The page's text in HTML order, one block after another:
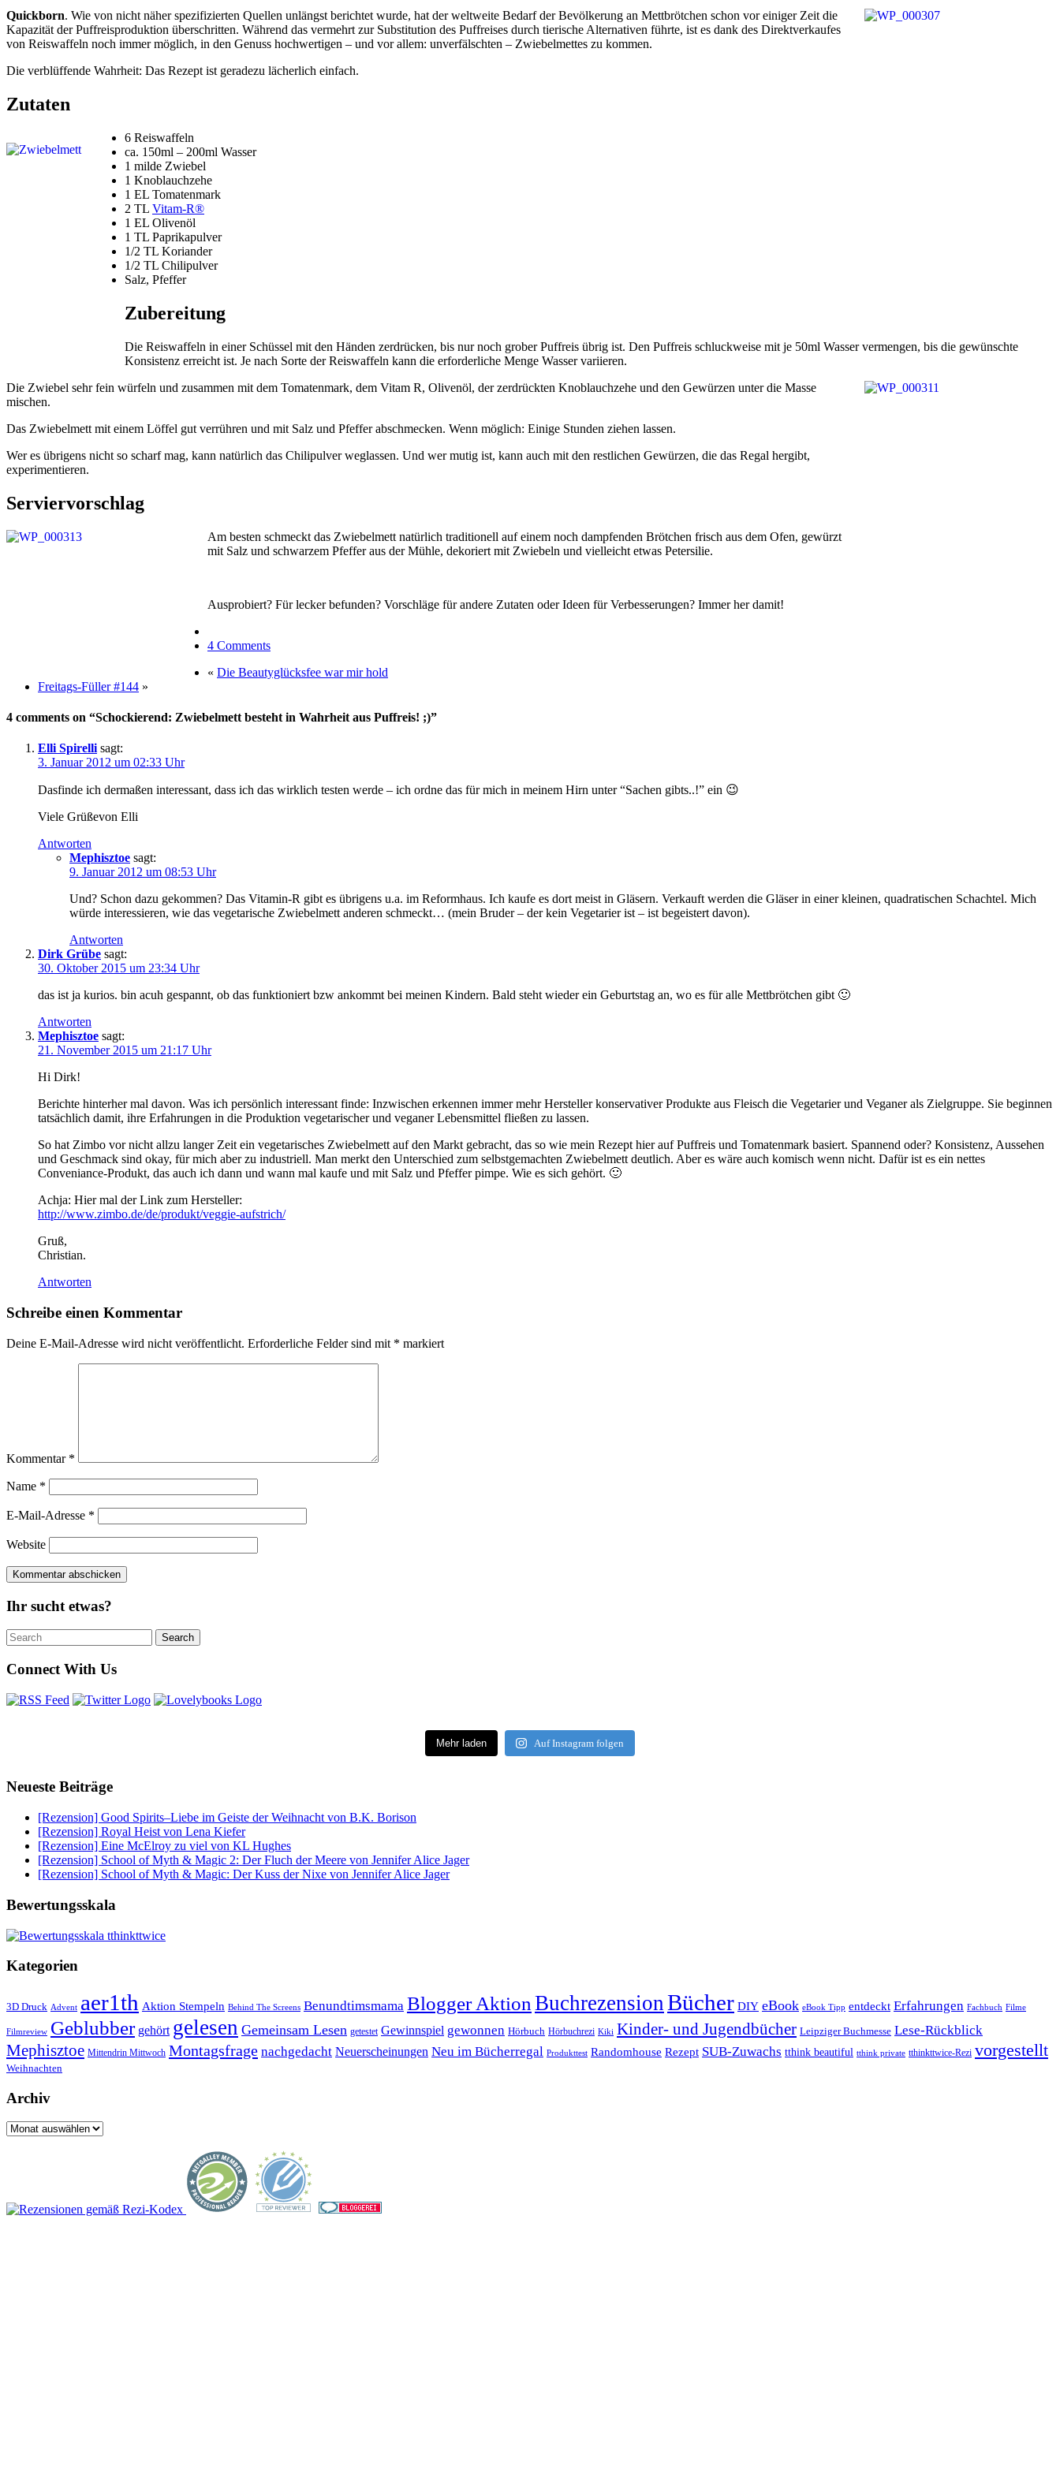
Quickborn. Wie von nicht näher spezifizierten Quellen unlängst berichtet wurde, hat der weltweite Bedarf der Bevölkerung an Mettbrötchen schon vor einiger Zeit die
Kapazität der Puffreisproduktion überschritten. Während das vermehrt zur Substitution des Puffreises durch tierische Alternativen führte, ist es dank des Direktverkaufes
von Reiswaffeln noch immer möglich, in den Genuss hochwertigen – und vor allem: unverfälschten – Zwiebelmettes zu kommen.
Die verblüffende Wahrheit: Das Rezept ist geradezu lächerlich einfach.
Zutaten
6 Reiswaffeln
ca. 150ml – 200ml Wasser
1 milde Zwiebel
1 Knoblauchzehe
1 EL Tomatenmark
2 TL Vitam-R®
1 EL Olivenöl
1 TL Paprikapulver
1/2 TL Koriander
1/2 TL Chilipulver
Salz, Pfeffer
Zubereitung
Die Reiswaffeln in einer Schüssel mit den Händen zerdrücken, bis nur noch grober Puffreis übrig ist. Den Puffreis schluckweise mit je 50ml Wasser vermengen, bis die gewünschte
Konsistenz erreicht ist. Je nach Sorte der Reiswaffeln kann die erforderliche Menge Wasser variieren.
Die Zwiebel sehr fein würfeln und zusammen mit dem Tomatenmark, dem Vitam R, Olivenöl, der zerdrückten Knoblauchzehe und den Gewürzen unter die Masse
mischen.
Das Zwiebelmett mit einem Löffel gut verrühren und mit Salz und Pfeffer abschmecken. Wenn möglich: Einige Stunden ziehen lassen.
Wer es übrigens nicht so scharf mag, kann natürlich das Chilipulver weglassen. Und wer mutig ist, kann auch mit den restlichen Gewürzen, die das Regal hergibt,
experimentieren.
Serviervorschlag
Am besten schmeckt das Zwiebelmett natürlich traditionell auf einem noch dampfenden Brötchen frisch aus dem Ofen, gewürzt
mit Salz und schwarzem Pfeffer aus der Mühle, dekoriert mit Zwiebeln und vielleicht etwas Petersilie.
Ausprobiert? Für lecker befunden? Vorschläge für andere Zutaten oder Ideen für Verbesserungen? Immer her damit!
4 Comments
« Die Beautyglücksfee war mir hold
Freitags-Füller #144 »
4 comments on “Schockierend: Zwiebelmett besteht in Wahrheit aus Puffreis! ;)”
Elli Spirelli sagt:
3. Januar 2012 um 02:33 Uhr
Dasfinde ich dermaßen interessant, dass ich das wirklich testen werde – ich ordne das für mich in meinem Hirn unter “Sachen gibts..!” ein 😉
Viele Grüßevon Elli
Antworten
Mephisztoe sagt:
9. Januar 2012 um 08:53 Uhr
Und? Schon dazu gekommen? Das Vitamin-R gibt es übrigens u.a. im Reformhaus. Ich kaufe es dort meist in Gläsern. Verkauft werden die Gläser in einer kleinen, quadratischen Schachtel. Mich
würde interessieren, wie das vegetarische Zwiebelmett anderen schmeckt… (mein Bruder – der kein Vegetarier ist – ist begeistert davon).
Antworten
Dirk Grübe sagt:
30. Oktober 2015 um 23:34 Uhr
das ist ja kurios. bin acuh gespannt, ob das funktioniert bzw ankommt bei meinen Kindern. Bald steht wieder ein Geburtstag an, wo es für alle Mettbrötchen gibt 🙂
Antworten
Mephisztoe sagt:
21. November 2015 um 21:17 Uhr
Hi Dirk!
Berichte hinterher mal davon. Was ich persönlich interessant finde: Inzwischen erkennen immer mehr Hersteller konservativer Produkte aus Fleisch die Vegetarier und Veganer als Zielgruppe. Sie beginnen
tatsächlich damit, ihre Erfahrungen in die Produktion vegetarischer und veganer Lebensmittel fließen zu lassen.
So hat Zimbo vor nicht allzu langer Zeit ein vegetarisches Zwiebelmett auf den Markt gebracht, das so wie mein Rezept hier auf Puffreis und Tomatenmark basiert. Spannend oder? Konsistenz, Aussehen
und Geschmack sind okay, für mich aber zu industriell. Man merkt den Unterschied zum selbstgemachten Zwiebelmett deutlich. Aber es wäre auch komisch wenn nicht. Dafür ist es ein nettes
Conveniance-Produkt, das auch ich dann und wann mal kaufe und mit Salz und Pfeffer pimpe. Wie es sich gehört. 🙂
Achja: Hier mal der Link zum Hersteller:
http://www.zimbo.de/de/produkt/veggie-aufstrich/
Gruß,
Christian.
Antworten
Schreibe einen Kommentar
Deine E-Mail-Adresse wird nicht veröffentlicht. Erforderliche Felder sind mit * markiert
Kommentar *
Name *
E-Mail-Adresse *
Website
Ihr sucht etwas?
Search
for:
Search
Connect With Us
Mehr laden Auf Instagram folgen
Neueste Beiträge
[Rezension] Good Spirits–Liebe im Geiste der Weihnacht von B.K. Borison
[Rezension] Royal Heist von Lena Kiefer
[Rezension] Eine McElroy zu viel von KL Hughes
[Rezension] School of Myth & Magic 2: Der Fluch der Meere von Jennifer Alice Jager
[Rezension] School of Myth & Magic: Der Kuss der Nixe von Jennifer Alice Jager
Bewertungsskala
Kategorien
3D Druck Advent aer1th Aktion Stempeln Behind The Screens Benundtimsmama Blogger Aktion BuchrezensionBücher DIY eBook eBook Tipp entdeckt Erfahrungen Fachbuch Filme
Filmreview Geblubber gehört gelesen Gemeinsam Lesen getestet Gewinnspiel gewonnen Hörbuch Hörbuchrezi Kiki Kinder- und Jugendbücher Leipziger Buchmesse Lese-Rückblick
Mephisztoe Mittendrin Mittwoch Montagsfrage nachgedacht Neuerscheinungen Neu im Bücherregal Produkttest Randomhouse Rezept SUB-Zuwachs tthink beautiful tthink private tthinkttwice-Rezi vorgestellt
Weihnachten
Archiv
Archiv